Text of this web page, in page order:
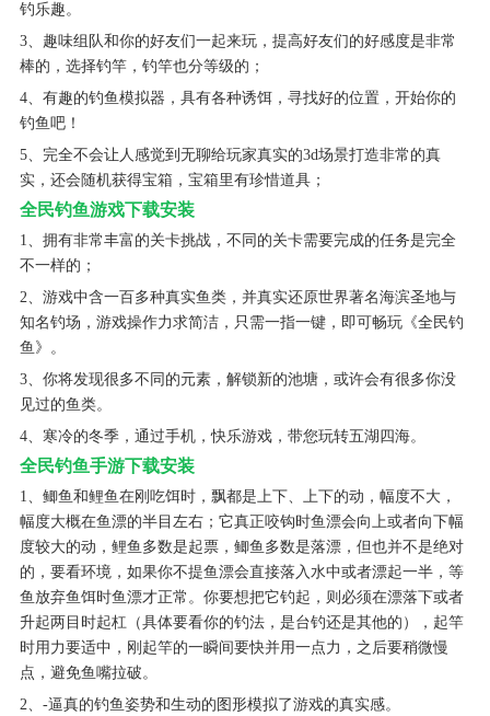
钓乐趣。
3、趣味组队和你的好友们一起来玩，提高好友们的好感度是非常
棒的，选择钓竿，钓竿也分等级的；
4、有趣的钓鱼模拟器，具有各种诱饵，寻找好的位置，开始你的
钓鱼吧！
5、完全不会让人感觉到无聊给玩家真实的3d场景打造非常的真
实，还会随机获得宝箱，宝箱里有珍惜道具；
全民钓鱼游戏下载安装
1、拥有非常丰富的关卡挑战，不同的关卡需要完成的任务是完全
不一样的；
2、游戏中含一百多种真实鱼类，并真实还原世界著名海滨圣地与
知名钓场，游戏操作力求简洁，只需一指一键，即可畅玩《全民钓
鱼》。
3、你将发现很多不同的元素，解锁新的池塘，或许会有很多你没
见过的鱼类。
4、寒冷的冬季，通过手机，快乐游戏，带您玩转五湖四海。
全民钓鱼手游下载安装
1、鲫鱼和鲤鱼在刚吃饵时，飘都是上下、上下的动，幅度不大，
幅度大概在鱼漂的半目左右；它真正咬钩时鱼漂会向上或者向下幅
度较大的动，鲤鱼多数是起票，鲫鱼多数是落漂，但也并不是绝对
的，要看环境，如果你不提鱼漂会直接落入水中或者漂起一半，等
鱼放弃鱼饵时鱼漂才正常。你要想把它钓起，则必须在漂落下或者
升起两目时起杠（具体要看你的钓法，是台钓还是其他的），起竿
时用力要适中，刚起竿的一瞬间要快并用一点力，之后要稍微慢
点，避免鱼嘴拉破。
2、-逼真的钓鱼姿势和生动的图形模拟了游戏的真实感。